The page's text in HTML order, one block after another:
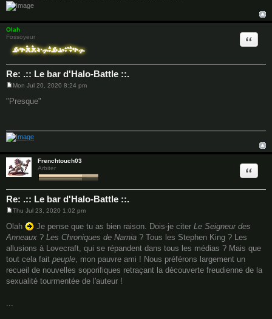
Olah
Fossoyeur
Re: .:: Le bar d'Halo-Battle ::.
Quote
o
s
Mon Jul 20, 2020 8:24 pm
"Presque"
Frenchtouch03
Arbiter
Re: .:: Le bar d'Halo-Battle ::.
Quote
o
s
t
Thu Jul 23, 2020 1:02 pm
Olah Je pense que tu as bien raison. Dois-je citer Le Seigneur des
Anneaux ? Les Chroniques de Narnia ? Tous les Stephen King ? Les
allusions à Lovecraft, qui se répandent dans tous les médias ? Mais que
tout cela fait peuple, mon pauvre ami ! Nous préférons largement un
recueil de nouvelles soporifiques retraçant la découverte freudienne de la
sexualité tourmentée de l'auteur !
...